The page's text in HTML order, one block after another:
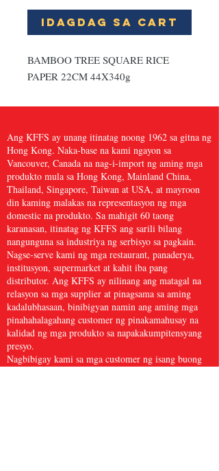
Idagdag Sa Cart
BAMBOO TREE SQUARE RICE
PAPER 22CM 44X340g
Ang KFFS ay unang itinatag noong 1962 sa gitna ng
Hong Kong. Naka-base na kami ngayon sa
Vancouver, Canada na nag-i-import ng aming mga
produkto mula sa Hong Kong, Mainland China,
Thailand, Singapore, Taiwan at USA, at mayroon
din kaming malakas na representasyon ng mga
domestic na produkto. Sa mahigit 60 taong
karanasan, itinatag ng KFFS ang sarili bilang
nangunguna sa industriya ng serbisyo sa pagkain.
Nagse-serve kami ng mga restaurant, panaderya,
institusyon, supermarket at kahit iba pang
distributor. Ang KFFS ay nilinang ang matagal na
relasyon sa mga supplier at pinagsama sa aming
kadalubhasaan, binibigyan namin ang aming mga
pinahahalagahang customer ng pinakamahusay na
kalidad ng mga produkto sa napakakumpitensyang
presyo.
Nagbibigay kami sa mga customer ng isang buong